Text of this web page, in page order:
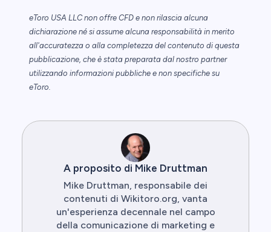
eToro USA LLC non offre CFD e non rilascia alcuna
dichiarazione né si assume alcuna responsabilità in merito
all'accuratezza o alla completezza del contenuto di questa
pubblicazione, che è stata preparata dal nostro partner
utilizzando informazioni pubbliche e non specifiche su
eToro.
A proposito di Mike Druttman
Mike Druttman, responsabile dei
contenuti di Wikitoro.org, vanta
un'esperienza decennale nel campo
della comunicazione di marketing e